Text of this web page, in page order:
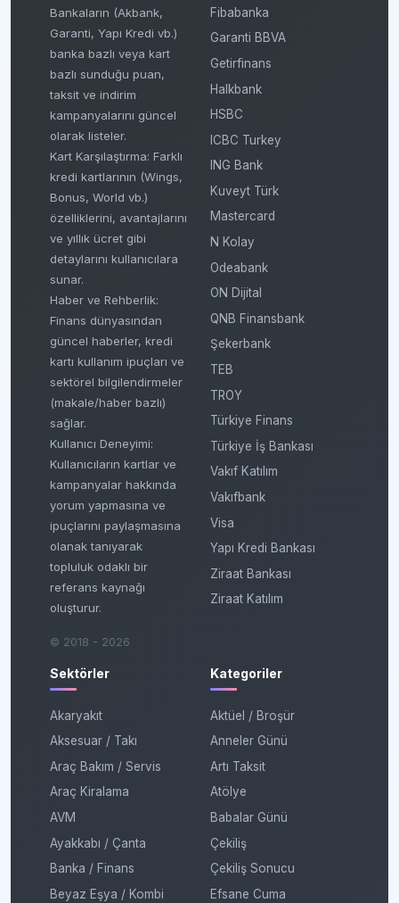
Bankaların (Akbank,
Garanti, Yapı Kredi vb.)
banka bazlı veya kart
bazlı sunduğu puan,
taksit ve indirim
kampanyalarını güncel
olarak listeler.
Kart Karşılaştırma: Farklı
kredi kartlarının (Wings,
Bonus, World vb.)
özelliklerini, avantajlarını
ve yıllık ücret gibi
detaylarını kullanıcılara
sunar.
Haber ve Rehberlik:
Finans dünyasından
güncel haberler, kredi
kartı kullanım ipuçları ve
sektörel bilgilendirmeler
(makale/haber bazlı)
sağlar.
Kullanıcı Deneyimi:
Kullanıcıların kartlar ve
kampanyalar hakkında
yorum yapmasına ve
ipuçlarını paylaşmasına
olanak tanıyarak
topluluk odaklı bir
referans kaynağı
oluşturur.
© 2018 - 2026
Fibabanka
Garanti BBVA
Getirfinans
Halkbank
HSBC
ICBC Turkey
ING Bank
Kuveyt Türk
Mastercard
N Kolay
Odeabank
ON Dijital
QNB Finansbank
Şekerbank
TEB
TROY
Türkiye Finans
Türkiye İş Bankası
Vakıf Katılım
Vakıfbank
Visa
Yapı Kredi Bankası
Ziraat Bankası
Ziraat Katılım
Sektörler
Akaryakıt
Aksesuar / Takı
Araç Bakım / Servis
Araç Kiralama
AVM
Ayakkabı / Çanta
Banka / Finans
Beyaz Eşya / Kombi
Kategoriler
Aktüel / Broşür
Anneler Günü
Artı Taksit
Atölye
Babalar Günü
Çekiliş
Çekiliş Sonucu
Efsane Cuma